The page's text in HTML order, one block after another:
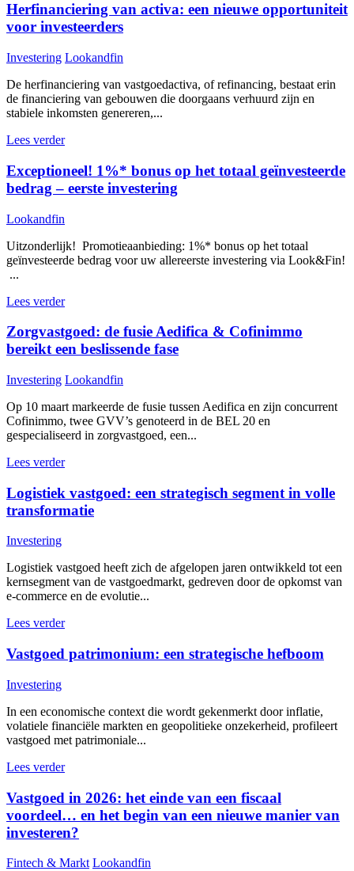
Herfinanciering van activa: een nieuwe opportuniteit
voor investeerders
Investering Lookandfin
De herfinanciering van vastgoedactiva, of refinancing, bestaat erin
de financiering van gebouwen die doorgaans verhuurd zijn en
stabiele inkomsten genereren,...
Lees verder
Exceptioneel! 1%* bonus op het totaal geïnvesteerde
bedrag – eerste investering
Lookandfin
Uitzonderlijk! Promotieaanbieding: 1%* bonus op het totaal
geïnvesteerde bedrag voor uw allereerste investering via Look&Fin!
...
Lees verder
Zorgvastgoed: de fusie Aedifica & Cofinimmo
bereikt een beslissende fase
Investering Lookandfin
Op 10 maart markeerde de fusie tussen Aedifica en zijn concurrent
Cofinimmo, twee GVV’s genoteerd in de BEL 20 en
gespecialiseerd in zorgvastgoed, een...
Lees verder
Logistiek vastgoed: een strategisch segment in volle
transformatie
Investering
Logistiek vastgoed heeft zich de afgelopen jaren ontwikkeld tot een
kernsegment van de vastgoedmarkt, gedreven door de opkomst van
e-commerce en de evolutie...
Lees verder
Vastgoed patrimonium: een strategische hefboom
Investering
In een economische context die wordt gekenmerkt door inflatie,
volatiele financiële markten en geopolitieke onzekerheid, profileert
vastgoed met patrimoniale...
Lees verder
Vastgoed in 2026: het einde van een fiscaal
voordeel… en het begin van een nieuwe manier van
investeren?
Fintech & Markt Lookandfin